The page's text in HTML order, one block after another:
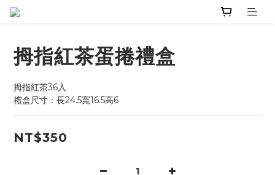
拇指紅茶蛋捲禮盒
拇指紅茶36入
禮盒尺寸：長24.5寬16.5高6
NT$350